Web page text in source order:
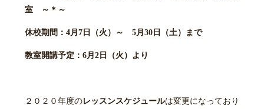
室 ～＊～
休校期間：4月7日（火）～ 5月30日（土）まで
教室開講予定：6月2日（火）より
２０２０年度のレッスンスケジュールは変更になっており